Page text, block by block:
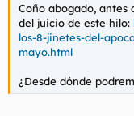
Mi profesora
intento llamarles la
una suerte de erupto
"Arcada descomunal"
golpearse con las
"TOL MUNDO FUERA!".
Coño abogado, antes
del juicio de este hilo:
los-8-jinetes-del-
mayo.html
¿Desde dónde